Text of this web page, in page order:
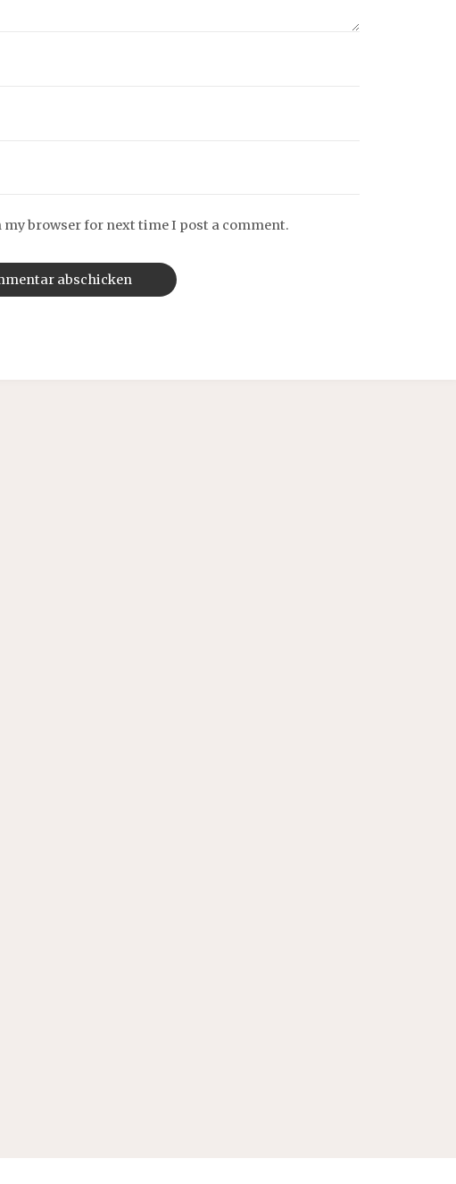
my browser for next time I post a comment.